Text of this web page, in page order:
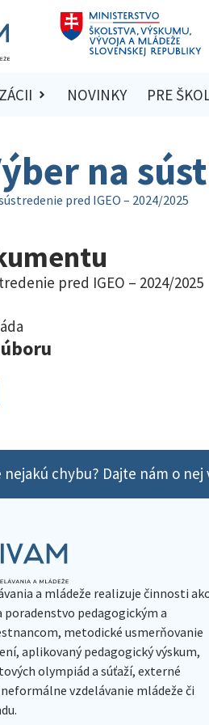
NOVINKY PRE
na
pred IGEO – 2024/2025
pred IGEO – 2024/2025
chybu? Dajte nám o nej
a mládeže realizuje činnosti
poradenstvo pedagogickým a
metodické usmerňovanie
aplikovaný pedagogický výskum,
olympiád a súťaží, externé
vzdelávanie mládeže či